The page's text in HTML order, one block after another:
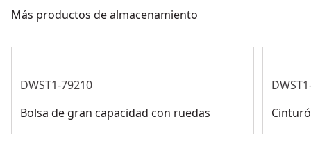
Más productos de almacenamiento
DWST1-79210
Bolsa de gran capacidad con ruedas